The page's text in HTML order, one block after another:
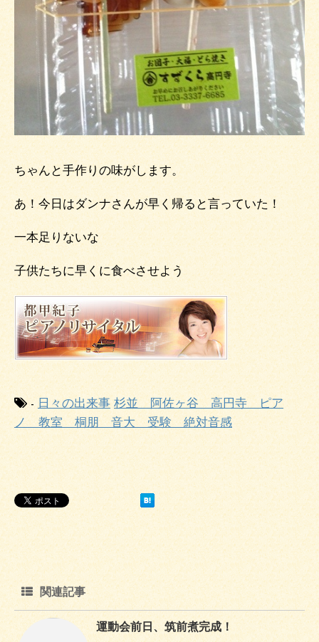
ちゃんと手作りの味がします。
あ！今日はダンナさんが早く帰ると言っていた！
一本足りないな
子供たちに早くに食べさせよう
- 日々の出来事 杉並 阿佐ヶ谷 高円寺 ピア
ノ 教室 桐朋 音大 受験 絶対音感
関連記事
運動会前日、筑前煮完成！